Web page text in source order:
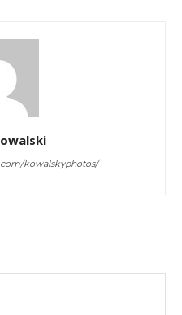
kowalskyphotos/